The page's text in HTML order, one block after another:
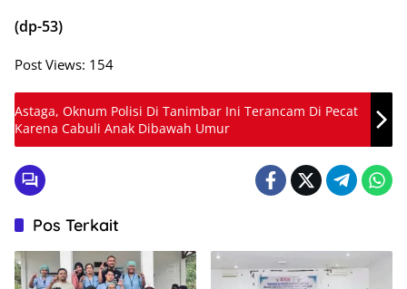
(dp-53)
Post Views: 154
Astaga, Oknum Polisi Di Tanimbar Ini Terancam Di Pecat
Karena Cabuli Anak Dibawah Umur
Pos Terkait